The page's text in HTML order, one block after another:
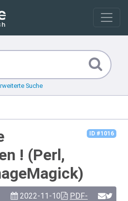
Suche
ID #1016
! (Perl,
2022-11-10
PDF-